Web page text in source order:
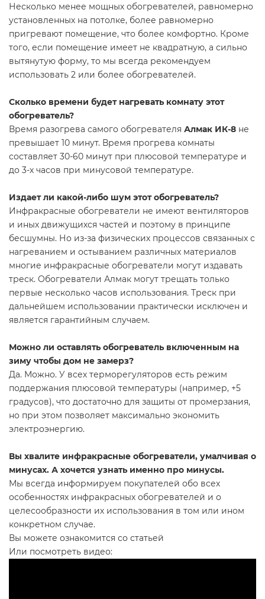
Несколько менее мощных обогревателей, равномерно
установленных на потолке, более равномерно
пригревают помещение, что более комфортно. Кроме
того, если помещение имеет не квадратную, а сильно
вытянутую форму, то мы всегда рекомендуем
использовать 2 или более обогревателей.
Сколько времени будет нагревать комнату этот
обогреватель?
Время разогрева самого обогревателя Алмак ИК-8 не
превышает 10 минут. Время прогрева комнаты
составляет 30-60 минут при плюсовой температуре и
до 3-х часов при минусовой температуре.
Издает ли какой-либо шум этот обогреватель?
Инфракрасные обогреватели не имеют вентиляторов
и иных движущихся частей и поэтому в принципе
бесшумны. Но из-за физических процессов связанных с
нагреванием и остыванием различных материалов
многие инфракрасные обогреватели могут издавать
треск. Обогреватели Алмак могут трещать только
первые несколько часов использования. Треск при
дальнейшем использовании практически исключен и
является гарантийным случаем.
Можно ли оставлять обогреватель включенным на
зиму чтобы дом не замерз?
Да. Можно. У всех терморегуляторов есть режим
поддержания плюсовой температуры (например, +5
градусов), что достаточно для защиты от промерзания,
но при этом позволяет максимально экономить
электроэнергию.
Вы хвалите инфракрасные обогреватели, умалчивая о
минусах. А хочется узнать именно про минусы.
Мы всегда информируем покупателей обо всех
особенностях инфракрасных обогревателей и о
целесообразности их использования в том или ином
конкретном случае.
Вы можете ознакомится со статьей
Или посмотреть видео: